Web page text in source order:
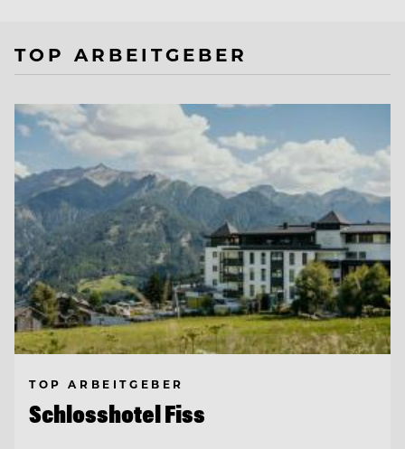
TOP ARBEITGEBER
TOP ARBEITGEBER
Schlosshotel Fiss